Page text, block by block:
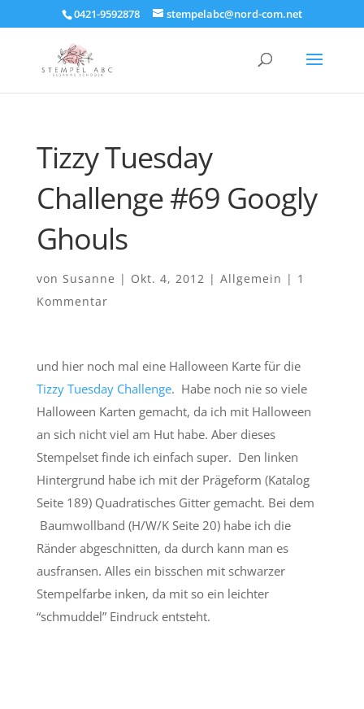
0421-9592878 stempelabc@nord-com.net
Tizzy Tuesday
Challenge #69 Googly
Ghouls
von Susanne | Okt. 4, 2012 | Allgemein | 1
Kommentar
und hier noch mal eine Halloween Karte für die
Tizzy Tuesday Challenge. Habe noch nie so viele
Halloween Karten gemacht, da ich mit Halloween
an sich nicht viel am Hut habe. Aber dieses
Stempelset finde ich einfach super. Den linken
Hintergrund habe ich mit der Prägeform (Katalog
Seite 189) Quadratisches Gitter gemacht. Bei dem
Baumwollband (H/W/K Seite 20) habe ich die
Ränder abgeschnitten, da durch kann man es
ausfransen. Alles ein bisschen mit schwarzer
Stempelfarbe inken, da mit so ein leichter
“schmuddel” Eindruck entsteht.